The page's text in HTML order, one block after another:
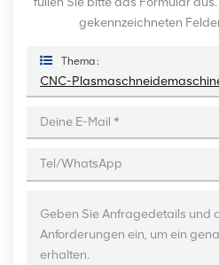
gekennzeichneten
Thema :
CNC-